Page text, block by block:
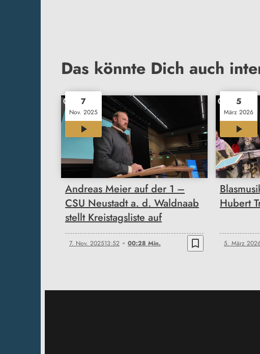
Das könnte Dich auch
7
Nov. 2025
Andreas Meier auf der 1 –
CSU Neustadt a. d. Waldnaab
stellt Kreistagsliste auf
7. Nov. 202513:52 00:28 Min. bookmark_border
5
März 2026
00:45
Hubert
5. März